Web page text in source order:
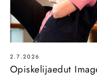
2.7.2026
Opiskelijaedut